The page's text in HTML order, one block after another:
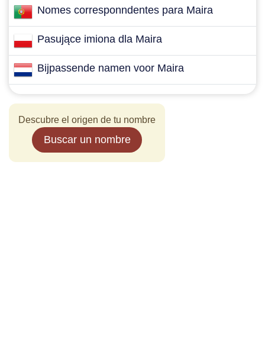
Nomes corresponndentes para Maira
Pasujące imiona dla Maira
Bijpassende namen voor Maira
Descubre el origen de tu nombre
Buscar un nombre